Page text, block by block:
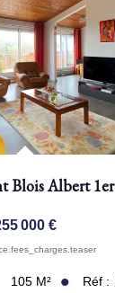
Blois Albert 1er
000 €
105 M² Réf :